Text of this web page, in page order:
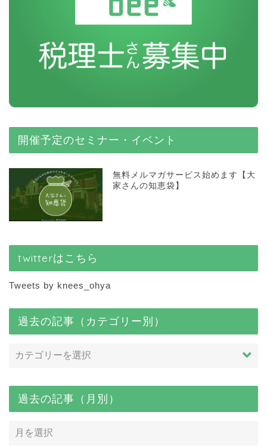
開催予定のセミナー・イベント
無料メルマガサービス始めます【大
家さんの知恵袋】
twitterはこちら
Tweets by knees_ohya
過去の記事（カテゴリー別）
過去の記事（月別）